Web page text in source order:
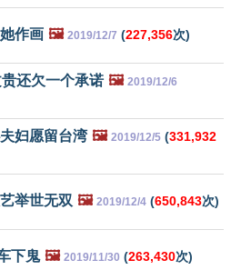
作画 🖼️ 2019/12/7 (227,356次)
还欠一个承诺 🖼️ 2019/12/6
妇愿留台湾 🖼️ 2019/12/5 (331,932
举世无双 🖼️ 2019/12/4 (650,843次)
下鬼 🖼️ 2019/11/30 (263,430次)